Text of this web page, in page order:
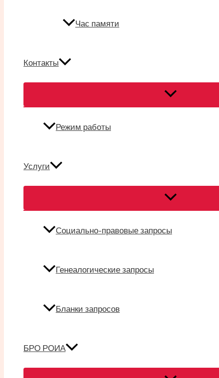
Час памяти
Контакты
Режим работы
Услуги
Социально-правовые запросы
Генеалогические запросы
Бланки запросов
БРО РОИА